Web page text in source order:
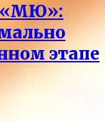
«МЮ»:
этапе